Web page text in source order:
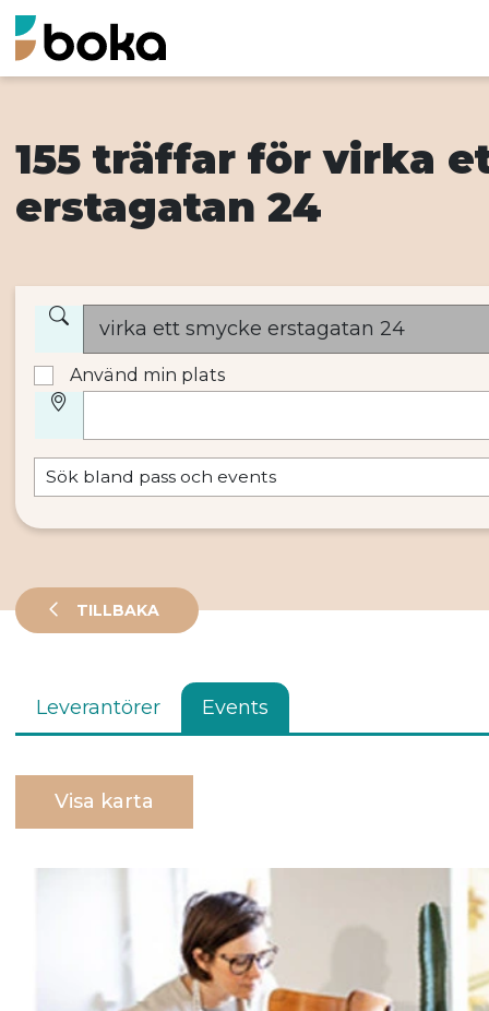
Använd min plats
155 träffar för virka
erstagatan 24
TILLBAKA
Leverantörer Events
Visa karta